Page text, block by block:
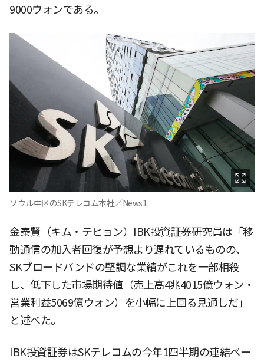
9000ウォンである。
ソウル中区のSKテレコム本社／News1
金泰賢（キム・テヒョン）IBK投資証券研究員は「移
動通信の加入者回復が予想より遅れているものの、
SKブロードバンドの堅調な業績がこれを一部相殺
し、低下した市場期待値（売上高4兆4015億ウォン・
営業利益5069億ウォン）を小幅に上回る見通しだ」
と述べた。
IBK投資証券はSKテレコムの今年1四半期の連結ベー